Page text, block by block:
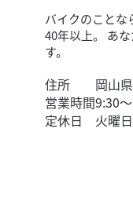
バイクのことな
40年以上。 あ
す。
住所
岡山
営業時間9:30
定休日
火曜日